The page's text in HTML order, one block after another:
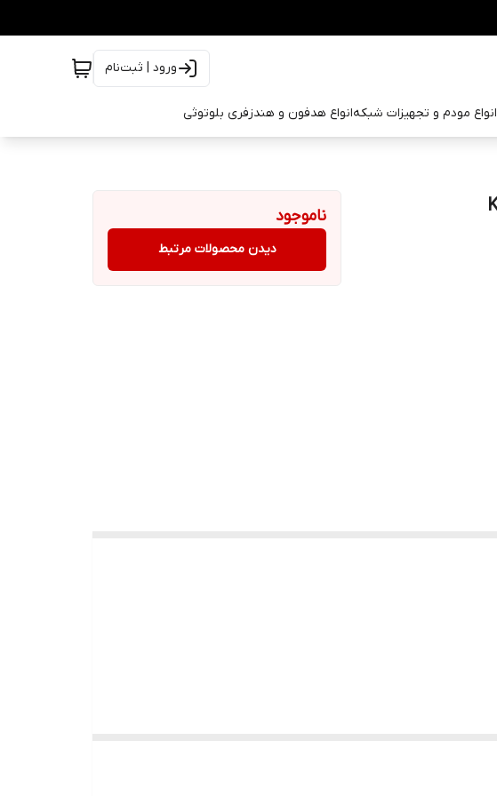
ورود | ثبت‌نام
انواع مودم و تجهیزات شبکهانواع هدفون و هندزفری بلوتوثی
ناموجود
دیدن محصولات مرتبط